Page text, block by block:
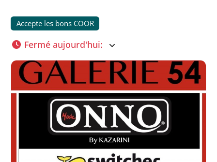
Accepte les bons COOR
Fermé aujourd'hui: